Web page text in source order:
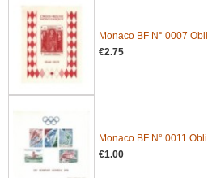
Monaco BF N° 0007 Obli
€2.75
Monaco BF N° 0011 Obli
€1.00